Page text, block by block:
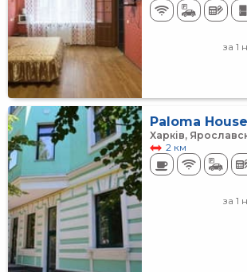
за 1
Paloma House
Харків,
2 км
за 1